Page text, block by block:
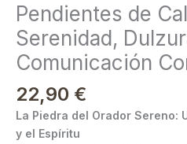
Pendientes de
Serenidad,
Comunicación
22,90 €
La Piedra del Orador Sereno:
y el Espíritu